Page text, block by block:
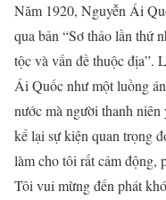
Năm 1920, Nguyễn Ái
qua bản “Sơ thảo lần thứ
tộc và vấn đề thuộc địa”.
Ái Quốc như một luồng
nước mà người thanh
kể lại sự kiện quan trọng
làm cho tôi rất cảm động,
Tôi vui mừng đến phát